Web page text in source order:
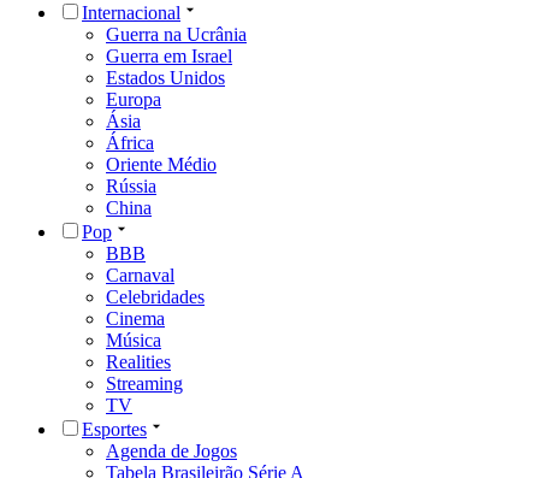
Internacional
Guerra na Ucrânia
Guerra em Israel
Estados Unidos
Europa
Ásia
África
Oriente Médio
Rússia
China
Pop
BBB
Carnaval
Celebridades
Cinema
Música
Realities
Streaming
TV
Esportes
Agenda de Jogos
Tabela Brasileirão Série A